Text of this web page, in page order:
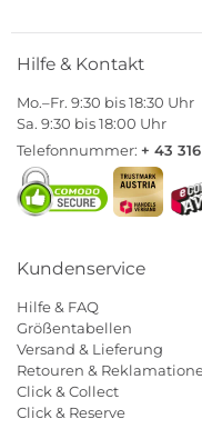
Hilfe & Kontakt
Mo.–Fr. 9:30 bis 18:30 Uhr
Sa. 9:30 bis 18:00 Uhr
Telefonnummer: + 43
Kundenservice
Hilfe & FAQ
Größentabellen
Versand & Lieferung
Retouren &
Click & Collect
Click & Reserve